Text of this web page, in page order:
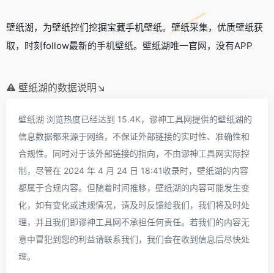
壁纸湖，为壁纸控们挖掘宝藏手机壁纸。壁纸采集，优质壁纸获
取，时刻follow最新的手机壁纸。壁纸湖唯一官网，没有APP
壁纸湖的数据说明↘
壁纸湖 浏览热度已经达到 15.4K，谬神工具网提供的壁纸湖的
信息数据都来源于网络，不保证外部链接的实时性、准确性和
合规性。同时对于该外部链接的指向，不由谬神工具网实际控
制，尽管在 2024 年 4 月 24 日 18:41收录时，壁纸湖的内容
都属于合规内容。但随着时间推移，壁纸湖的内容可能发生变
化，如有变化或违规情况，请及时反馈给我们，我们将及时处
理，并且我们即谬神工具网不承担任何责任。若我们的内容无
意中冒犯到您的利益请联系我们，我们会在收到信息后尽快处
理。